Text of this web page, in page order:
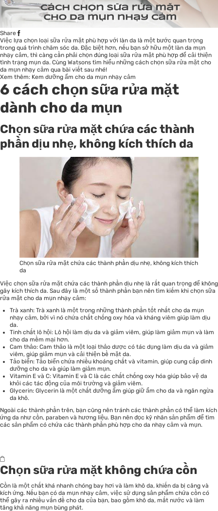
Share
Việc lựa chọn loại sữa rửa mặt phù hợp với làn da là một bước quan trọng
trong quá trình chăm sóc da. Đặc biệt hơn, nếu bạn sở hữu một làn da mụn
nhạy cảm, thì càng cần phải chọn đúng loại sữa rửa mặt phù hợp để cải thiện
tình trạng mụn da. Cùng Watsons tìm hiểu những cách chọn sữa rửa mặt cho
da mụn nhạy cảm qua bài viết sau nhé!
Xem thêm: Kem dưỡng ẩm cho da mụn nhạy cảm
6 cách chọn sữa rửa mặt
dành cho da mụn
Chọn sữa rửa mặt chứa các thành
phần dịu nhẹ, không kích thích da
Chọn sữa rửa mặt chứa các thành phần dịu nhẹ, không kích thích
da
Việc chọn sữa rửa mặt chứa các thành phần dịu nhẹ là rất quan trọng để không
gây kích thích da. Sau đây là một số thành phần bạn nên tìm kiếm khi chọn sữa
rửa mặt cho da mụn nhạy cảm:
Trà xanh: Trà xanh là một trong những thành phần tốt nhất cho da mụn
nhạy cảm, bởi vì nó chứa chất chống oxy hóa và kháng viêm giúp làm dịu
da.
Tinh chất lô hội: Lô hội làm dịu da và giảm viêm, giúp làm giảm mụn và làm
cho da mềm mại hơn.
Cam thảo: Cam thảo là một loại thảo dược có tác dụng làm dịu da và giảm
viêm, giúp giảm mụn và cải thiện bề mặt da.
Tảo biển: Tảo biển chứa nhiều khoáng chất và vitamin, giúp cung cấp dinh
dưỡng cho da và giúp làm giảm mụn.
Vitamin E và C: Vitamin E và C là các chất chống oxy hóa giúp bảo vệ da
khỏi các tác động của môi trường và giảm viêm.
Glycerin: Glycerin là một chất dưỡng ẩm giúp giữ ẩm cho da và ngăn ngừa
da khô.
Ngoài các thành phần trên, bạn cũng nên tránh các thành phần có thể làm kích
ứng da như cồn, paraben và hương liệu. Bạn nên đọc kỹ nhãn sản phẩm để tìm
các sản phẩm có chứa các thành phần phù hợp cho da nhạy cảm và mụn.
Chọn sữa rửa mặt không chứa cồn
Cồn là một chất khá nhanh chóng bay hơi và làm khô da, khiến da bị căng và
kích ứng. Nếu bạn có da mụn nhạy cảm, việc sử dụng sản phẩm chứa cồn có
thể gây ra nhiều vấn đề cho da của bạn, bao gồm khô da, mất nước và làm
tăng khả năng mụn bùng phát.